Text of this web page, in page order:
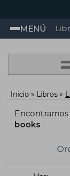
MENÚ
Inicio Libros
Encontramos
books